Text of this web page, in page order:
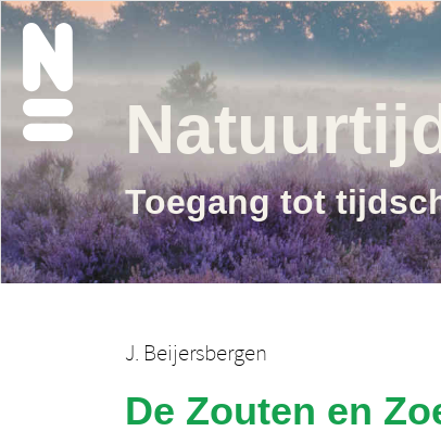
Toegang tot
J. Beijersbergen
De Zouten en